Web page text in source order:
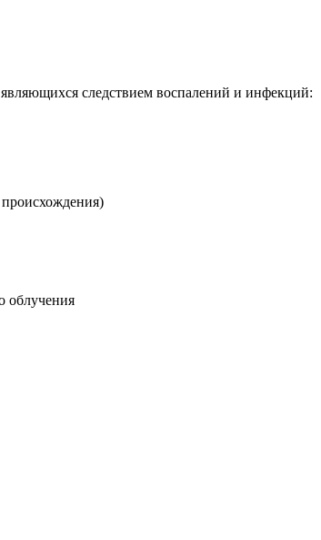
являющихся следствием воспалений и инфекций:
происхождения)
облучения